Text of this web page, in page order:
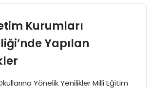
Kurumları
Yapılan
Yönelik Yenilikler Milli Eğitim